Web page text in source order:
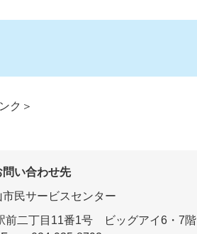
ク＞
い合わせ先
市民サービスセンター
二丁目11番1号 ビッグアイ6・7階